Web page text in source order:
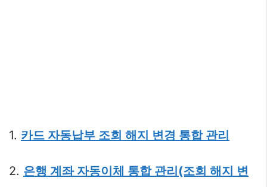
1. 카드 자동납부 조회 해지 변경 통합 관리
2. 은행 계좌 자동이체 통합 관리(조회 해지 변